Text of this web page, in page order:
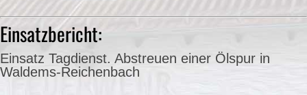
Einsatzbericht:
Einsatz Tagdienst. Abstreuen einer Ölspur in
Waldems-Reichenbach